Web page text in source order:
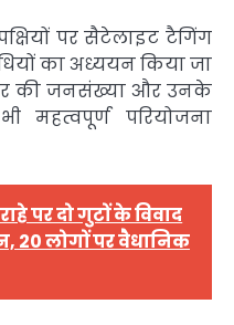
पर सैटेलाइट टैगिंग
का अध्ययन किया जा
की जनसंख्या और उनके
महत्वपूर्ण परियोजना
पर दो गुटों के विवाद
20 लोगों पर वैधानिक